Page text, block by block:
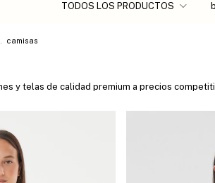
TODOS LOS PRODUCTOS
camisas
y telas de calidad premium a precios